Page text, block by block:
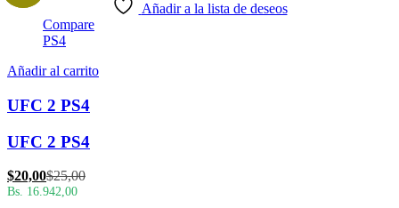
Añadir a la lista de deseos
Compare
PS4
Añadir al carrito
UFC 2 PS4
UFC 2 PS4
$20,00El
precio
$25,00El
Bs. 16.942,00